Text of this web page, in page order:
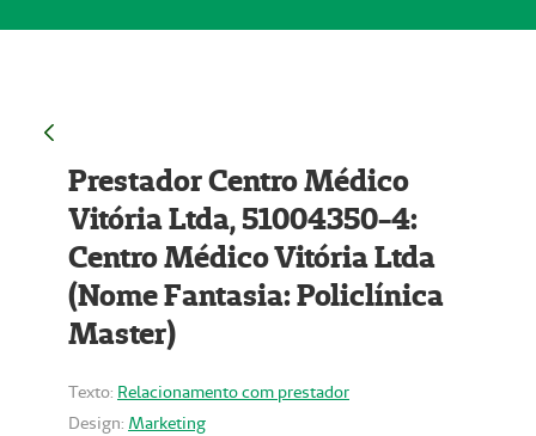
Prestador Centro Médico
Vitória Ltda, 51004350-4:
Centro Médico Vitória Ltda
(Nome Fantasia: Policlínica
Master)
Texto: Relacionamento com prestador
Design: Marketing